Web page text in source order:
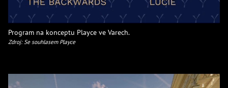
Program na konceptu Playce ve Varech.
Zdroj: Se souhlasem Playce